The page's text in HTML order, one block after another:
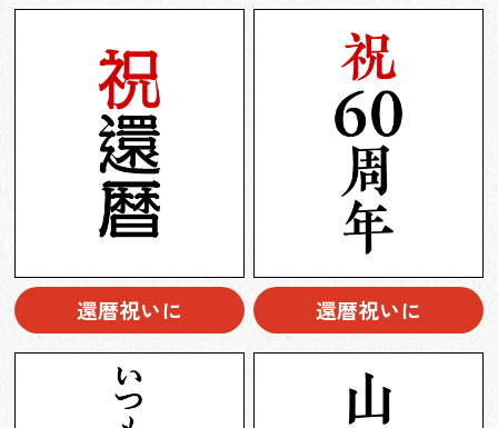
還暦祝いに 還暦祝いに